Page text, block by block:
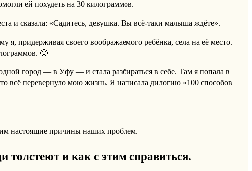
ей похудеть на 30 килограммов.
и сказала: «Садитесь, девушка. Вы всё-таки малыша ждёте».
придерживая своего воображаемого ребёнка, села на её место.
🙂
город — в Уфу — и стала разбираться в себе. Там я попала в
всё перевернуло мою жизнь. Я написала дилогию «100 способов
настоящие причины наших проблем.
толстеют и как с этим справиться.